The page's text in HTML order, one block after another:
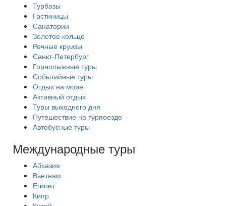
Турбазы
Гостиницы
Санатории
Золотое кольцо
Речные круизы
Санкт-Петербург
Горнолыжные туры
Событийные туры
Отдых на море
Активный отдых
Туры выходного дня
Путешествие на турпоезде
Автобусные туры
Международные туры
Абхазия
Вьетнам
Египет
Кипр